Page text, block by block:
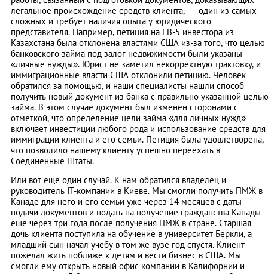
легальное происхождение средств клиента, — один из самых
сложных и требует наличия опыта у юридического
представителя. Например, петиция на EB-5 инвестора из
Казахстана была отклонена властями США из-за того, что целью
банковского займа под залог недвижимости были указаны
«личные нужды». Юрист не заметил некорректную трактовку, и
иммиграционные власти США отклонили петицию. Человек
обратился за помощью, и наши специалисты нашли способ
получить новый документ из банка с правильно указанной целью
займа. В этом случае документ был изменен сторонами с
отметкой, что определение цели займа «для личных нужд»
включает инвестиции любого рода и использование средств для
иммиграции клиента и его семьи. Петиция была удовлетворена,
что позволило нашему клиенту успешно переехать в
Соединенные Штаты.
Или вот еще один случай. К нам обратился владелец и
руководитель IT-компании в Киеве. Мы смогли получить ПМЖ в
Канаде для него и его семьи уже через 14 месяцев с даты
подачи документов и подать на получение гражданства Канады
еще через три года после получения ПМЖ в стране. Старшая
дочь клиента поступила на обучение в университет Беркли, а
младший сын начал учебу в том же вузе год спустя. Клиент
пожелал жить поближе к детям и вести бизнес в США. Мы
смогли ему открыть новый офис компании в Калифорнии и